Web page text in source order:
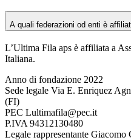
A quali federazioni od enti è
L’Ultima Fila aps è affiliata a
Italiana.
Anno di fondazione 2022
Sede legale Via E. Enriquez
(FI)
PEC Lultimafila@pec.it
P.IVA 94312130480
Legale rappresentante Giacomo